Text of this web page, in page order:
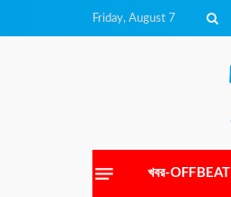
Friday, August 7
খবর-OFFBEAT